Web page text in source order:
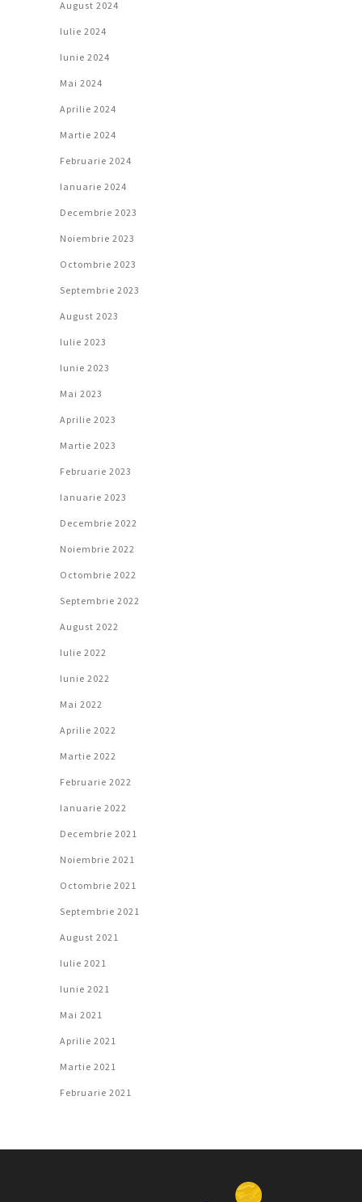
August 2024
Iulie 2024
Iunie 2024
Mai 2024
Aprilie 2024
Martie 2024
Februarie 2024
Ianuarie 2024
Decembrie 2023
Noiembrie 2023
Octombrie 2023
Septembrie 2023
August 2023
Iulie 2023
Iunie 2023
Mai 2023
Aprilie 2023
Martie 2023
Februarie 2023
Ianuarie 2023
Decembrie 2022
Noiembrie 2022
Octombrie 2022
Septembrie 2022
August 2022
Iulie 2022
Iunie 2022
Mai 2022
Aprilie 2022
Martie 2022
Februarie 2022
Ianuarie 2022
Decembrie 2021
Noiembrie 2021
Octombrie 2021
Septembrie 2021
August 2021
Iulie 2021
Iunie 2021
Mai 2021
Aprilie 2021
Martie 2021
Februarie 2021